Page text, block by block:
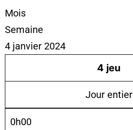
Mois
Semaine
4 janvier 2024
4 jeu
Jour entier
0h00